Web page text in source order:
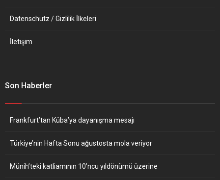
Datenschutz / Gizlilik İlkeleri
İletişim
Son Haberler
Frankfurt’tan Küba’ya dayanışma mesajı
Türkiye’nin Hafta Sonu ağustosta mola veriyor
Münih’teki katliamının 10’ncu yıldönümü üzerine